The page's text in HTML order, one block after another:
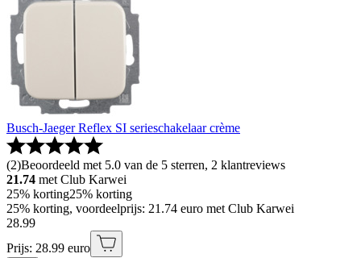
Busch-Jaeger Reflex SI serieschakelaar crème
(2)Beoordeeld met 5.0 van de 5 sterren, 2 klantreviews
21.74 met Club Karwei
25% korting25% korting
25% korting, voordeelprijs: 21.74 euro met Club Karwei
28.99
Prijs: 28.99 euro